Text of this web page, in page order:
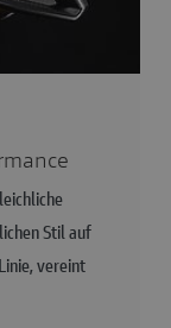
Stil auf
vereint